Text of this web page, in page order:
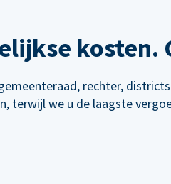
kosten.
rechter,
terwijl we u de laagste